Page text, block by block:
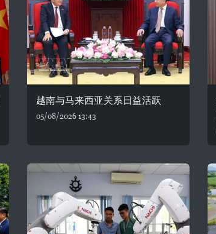
越南与马来西亚关系日益活跃
05/08/2026 13:43